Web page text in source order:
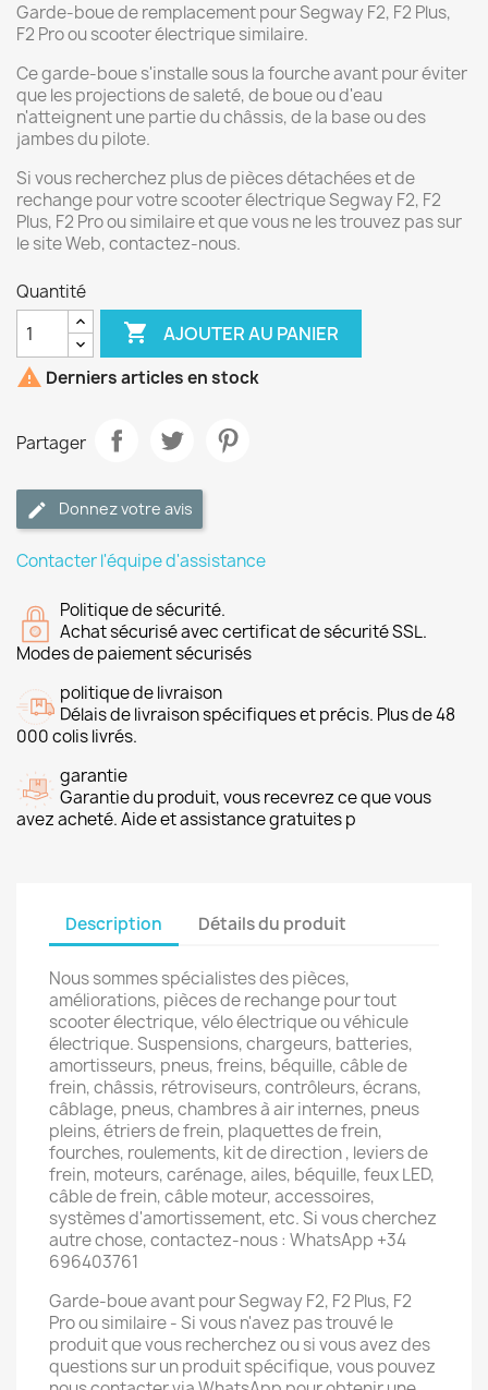
Garde-boue de remplacement pour Segway F2, F2 Plus,
F2 Pro ou scooter électrique similaire.
Ce garde-boue s'installe sous la fourche avant pour éviter
que les projections de saleté, de boue ou d'eau
n'atteignent une partie du châssis, de la base ou des
jambes du pilote.
Si vous recherchez plus de pièces détachées et de
rechange pour votre scooter électrique Segway F2, F2
Plus, F2 Pro ou similaire et que vous ne les trouvez pas sur
le site Web, contactez-nous.
Quantité
 AJOUTER AU PANIER
 Derniers articles en stock
Partager
Donnez votre avis
Contacter l'équipe d'assistance
Politique de sécurité.
Achat sécurisé avec certificat de sécurité SSL.
Modes de paiement sécurisés
politique de livraison
Délais de livraison spécifiques et précis. Plus de 48
000 colis livrés.
garantie
Garantie du produit, vous recevrez ce que vous
avez acheté. Aide et assistance gratuites p
Description Détails du produit
Nous sommes spécialistes des pièces,
améliorations, pièces de rechange pour tout
scooter électrique, vélo électrique ou véhicule
électrique. Suspensions, chargeurs, batteries,
amortisseurs, pneus, freins, béquille, câble de
frein, châssis, rétroviseurs, contrôleurs, écrans,
câblage, pneus, chambres à air internes, pneus
pleins, étriers de frein, plaquettes de frein,
fourches, roulements, kit de direction , leviers de
frein, moteurs, carénage, ailes, béquille, feux LED,
câble de frein, câble moteur, accessoires,
systèmes d'amortissement, etc. Si vous cherchez
autre chose, contactez-nous : WhatsApp +34
696403761
Garde-boue avant pour Segway F2, F2 Plus, F2
Pro ou similaire - Si vous n'avez pas trouvé le
produit que vous recherchez ou si vous avez des
questions sur un produit spécifique, vous pouvez